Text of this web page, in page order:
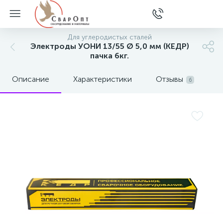
Для углеродистых сталей
Электроды УОНИ 13/55 Ø 5,0 мм (КЕДР)
пачка 6кг.
Описание Характеристики Отзывы 6